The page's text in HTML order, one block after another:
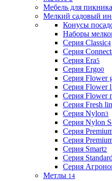
Мебель для пикника
Мелкий садовый
Конусы
Наборы
Серия Classic4
Серия Connect
Серия Era5
Серия Ergo0
Серия Flower
Серия Flower
Серия Flower
Серия Fresh
Серия Nylon3
Серия Nylon
Серия
Серия
Серия Smart2
Серия Standard
Серия
Метлы 14